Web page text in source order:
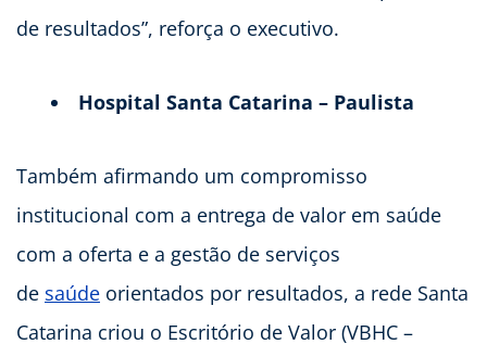
de resultados”, reforça o executivo.
Hospital Santa Catarina – Paulista
Também afirmando um compromisso
institucional com a entrega de valor em saúde
com a oferta e a gestão de serviços
de saúde orientados por resultados, a rede Santa
Catarina criou o Escritório de Valor (VBHC –